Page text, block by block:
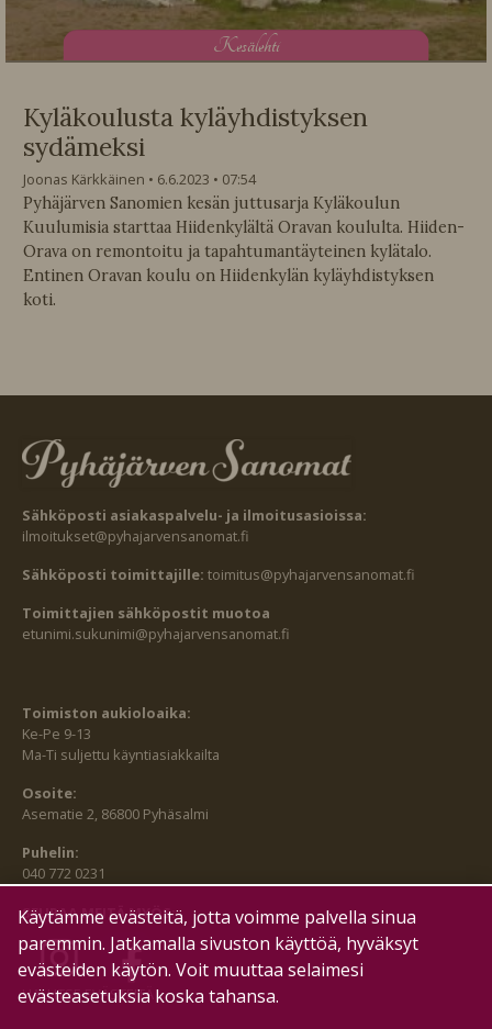
Kesälehti
Kyläkoulusta kyläyhdistyksen
sydämeksi
Joonas Kärkkäinen 6.6.2023
07:54
Pyhäjärven Sanomien kesän juttusarja Kyläkoulun
Kuulumisia starttaa Hiidenkylältä Oravan koululta. Hiiden-
Orava on remontoitu ja tapahtumantäyteinen kylätalo.
Entinen Oravan koulu on Hiidenkylän kyläyhdistyksen
koti.
Sähköposti asiakaspalvelu- ja ilmoitusasioissa:
ilmoitukset@pyhajarvensanomat.fi
Sähköposti toimittajille: toimitus@pyhajarvensanomat.fi
Toimittajien sähköpostit muotoa
etunimi.sukunimi@pyhajarvensanomat.fi
Toimiston aukioloaika:
Ke-Pe 9-13
Ma-Ti suljettu käyntiasiakkailta
Osoite:
Asematie 2, 86800 Pyhäsalmi
Puhelin:
040 772 0231
SEURAA MEITÄ MYÖS:
HALLITSE EVÄSTEITÄ
Käytämme evästeitä, jotta voimme palvella sinua
paremmin. Jatkamalla sivuston käyttöä, hyväksyt
evästeiden käytön. Voit muuttaa selaimesi
evästeasetuksia koska tahansa.